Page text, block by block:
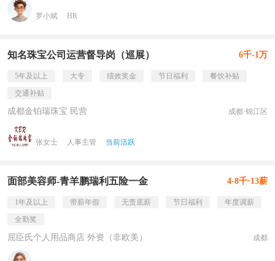
罗小斌 HR
知名珠宝公司运营督导岗（巡展） 6千-1万
5年及以上 大专 绩效奖金 节日福利
餐饮补贴
交通补贴
成都金铂瑞珠宝 民营 成都·锦江区
张女士 人事主管 当前活跃
面部美容师-青羊鹏瑞利五险一金 4-8千·13薪
1年及以上 带薪年假 无责底薪 节日福利
年度调薪
全勤奖
屈臣氏个人用品商店 外资（非欧美） 成都